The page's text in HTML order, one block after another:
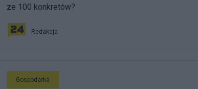
ze 100 konkretów?
Redakcja
Gospodarka